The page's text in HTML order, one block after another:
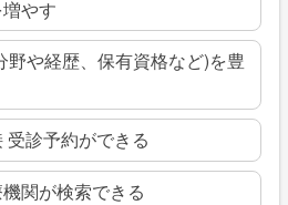
やす
野や経歴、保有資格など)を豊
診予約ができる
関が検索できる